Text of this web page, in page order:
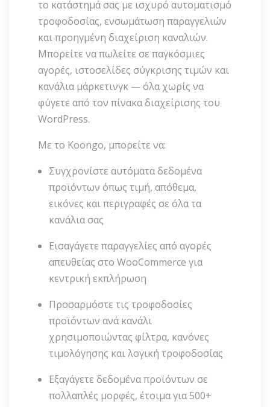
το κατάστημά σας με ισχυρό αυτοματισμό
τροφοδοσίας, ενσωμάτωση παραγγελιών
και προηγμένη διαχείριση καναλιών.
Μπορείτε να πωλείτε σε παγκόσμιες
αγορές, ιστοσελίδες σύγκρισης τιμών και
κανάλια μάρκετινγκ — όλα χωρίς να
φύγετε από τον πίνακα διαχείρισης του
WordPress.
Με το Koongo, μπορείτε να:
Συγχρονίστε αυτόματα δεδομένα
προϊόντων όπως τιμή, απόθεμα,
εικόνες και περιγραφές σε όλα τα
κανάλια σας
Εισαγάγετε παραγγελίες από αγορές
απευθείας στο WooCommerce για
κεντρική εκπλήρωση
Προσαρμόστε τις τροφοδοσίες
προϊόντων ανά κανάλι
χρησιμοποιώντας φίλτρα, κανόνες
τιμολόγησης και λογική τροφοδοσίας
Εξαγάγετε δεδομένα προϊόντων σε
πολλαπλές μορφές, έτοιμα για 500+